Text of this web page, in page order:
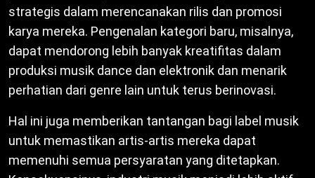
strategis dalam merencanakan rilis dan promosi
karya mereka. Pengenalan kategori baru, misalnya,
dapat mendorong lebih banyak kreatifitas dalam
produksi musik dance dan elektronik dan menarik
perhatian dari genre lain untuk terus berinovasi.
Hal ini juga memberikan tantangan bagi label musik
untuk memastikan artis-artis mereka dapat
memenuhi semua persyaratan yang ditetapkan.